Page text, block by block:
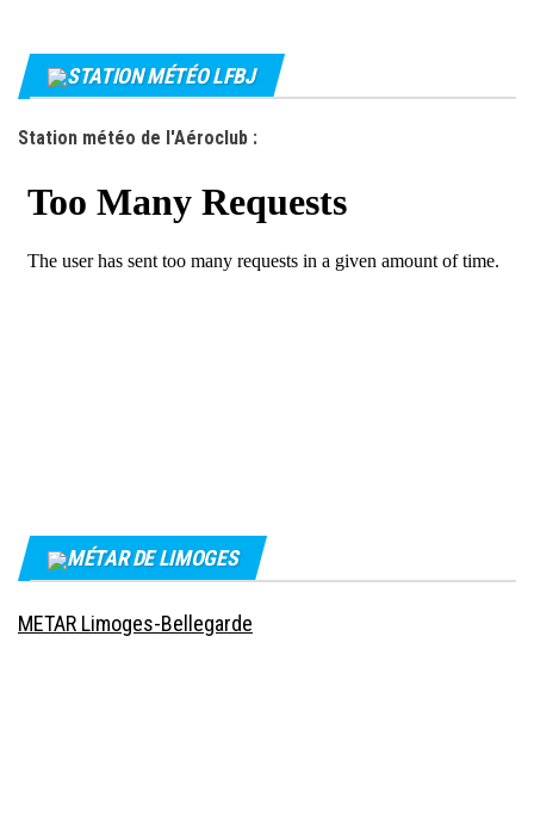
STATION MÉTÉO LFBJ
Station météo de l'Aéroclub :
MÉTAR DE LIMOGES
METAR Limoges-Bellegarde